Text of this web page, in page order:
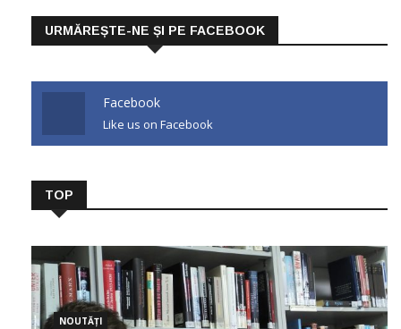
URMĂREȘTE-NE ȘI PE FACEBOOK
Facebook
Like us on Facebook
TOP
NOUTĂȚI